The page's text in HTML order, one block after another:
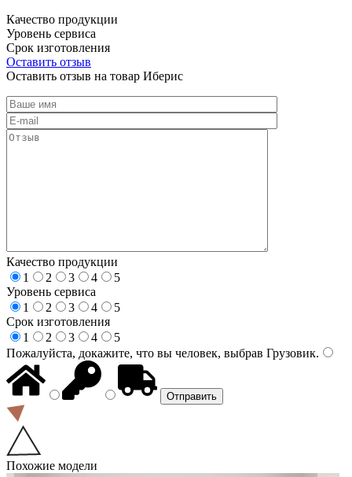
Качество продукции
Уровень сервиса
Срок изготовления
Оставить отзыв
Оставить отзыв на товар Иберис
Качество продукции
1
2 3 4
5
Уровень сервиса
1
2 3 4
5
Срок изготовления
1
2 3 4
5
Пожалуйста, докажите, что вы человек, выбрав Грузовик.
Похожие модели